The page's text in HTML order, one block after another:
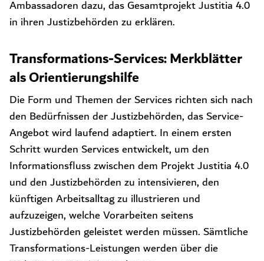
Ambassadoren dazu, das Gesamtprojekt Justitia 4.0
in ihren Justizbehörden zu erklären.
Transformations-Services: Merkblätter
als Orientierungshilfe
Die Form und Themen der Services richten sich nach
den Bedürfnissen der Justizbehörden, das Service-
Angebot wird laufend adaptiert. In einem ersten
Schritt wurden Services entwickelt, um den
Informationsfluss zwischen dem Projekt Justitia 4.0
und den Justizbehörden zu intensivieren, den
künftigen Arbeitsalltag zu illustrieren und
aufzuzeigen, welche Vorarbeiten seitens
Justizbehörden geleistet werden müssen. Sämtliche
Transformations-Leistungen werden über die